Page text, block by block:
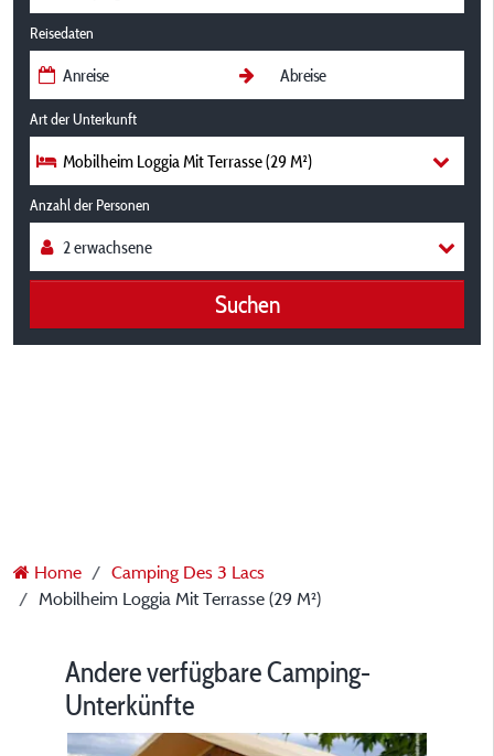
Reisedaten
Art der Unterkunft
Mobilheim Loggia Mit Terrasse (29 M²)
Anzahl der Personen
Suchen
Home
Camping Des 3 Lacs
Mobilheim Loggia Mit Terrasse (29 M²)
Andere verfügbare Camping-
Unterkünfte